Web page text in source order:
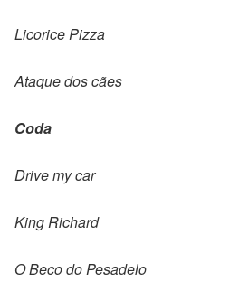
Licorice Pizza
Ataque dos cães
Coda
Drive my car
King Richard
O Beco do Pesadelo